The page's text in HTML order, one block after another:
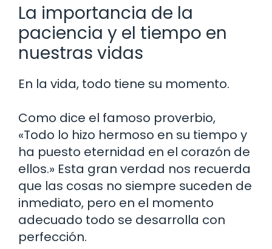
La importancia de la
paciencia y el tiempo en
nuestras vidas
En la vida, todo tiene su momento.
Como dice el famoso proverbio,
«Todo lo hizo hermoso en su tiempo y
ha puesto eternidad en el corazón de
ellos.» Esta gran verdad nos recuerda
que las cosas no siempre suceden de
inmediato, pero en el momento
adecuado todo se desarrolla con
perfección.